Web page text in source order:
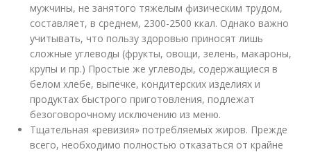
мужчины, не занятого тяжелым физическим трудом,
составляет, в среднем, 2300-2500 ккал. Однако важно
учитывать, что пользу здоровью приносят лишь
сложные углеводы (фрукты, овощи, зелень, макароны,
крупы и пр.) Простые же углеводы, содержащиеся в
белом хлебе, выпечке, кондитерских изделиях и
продуктах быстрого приготовления, подлежат
безоговорочному исключению из меню.
Тщательная «ревизия» потребляемых жиров. Прежде
всего, необходимо полностью отказаться от крайне